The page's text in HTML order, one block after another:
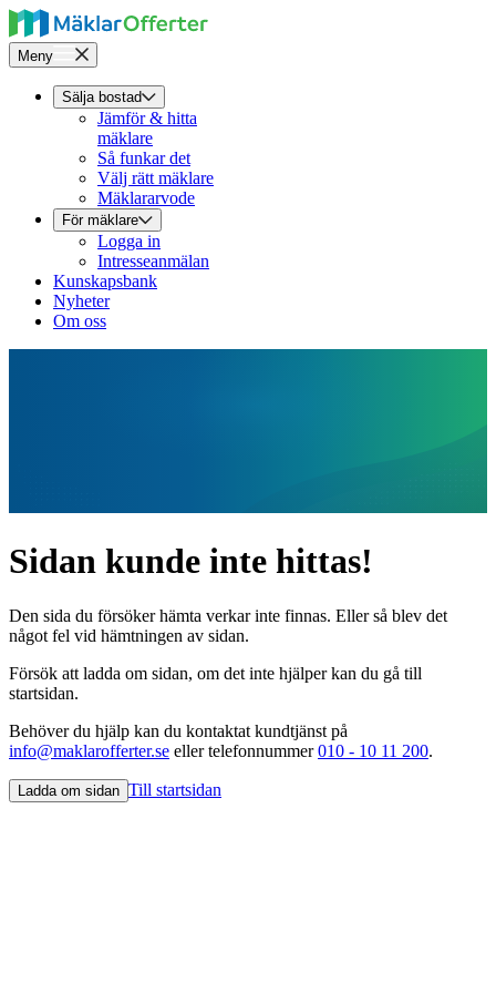
Meny
Sälja bostad
Jämför & hitta
mäklare
Så funkar det
Välj rätt mäklare
Mäklararvode
För mäklare
Logga in
Intresseanmälan
Kunskapsbank
Nyheter
Om oss
Sidan kunde inte hittas!
Den sida du försöker hämta verkar inte finnas. Eller så blev det
något fel vid hämtningen av sidan.
Försök att ladda om sidan, om det inte hjälper kan du gå till
startsidan.
Behöver du hjälp kan du kontaktat kundtjänst på
info@maklarofferter.se eller telefonnummer010 - 10 11 200.
Ladda om sidan Till startsidan